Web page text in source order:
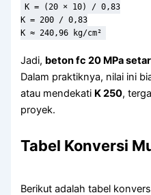
K = (20 × 10) / 0,83
K = 200 / 0,83
Jadi, beton fc 20 MPa
Dalam praktiknya, nilai ini
atau mendekati K 250,
proyek.
Tabel Konversi
Berikut adalah tabel